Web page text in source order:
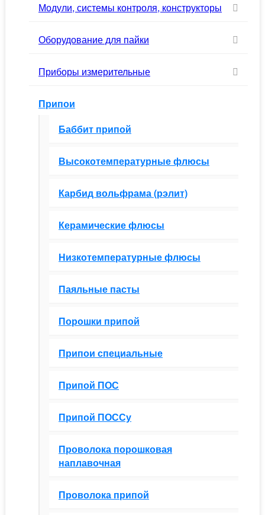
Модули, системы контроля, конструкторы
Оборудование для пайки
Приборы измерительные
Припои
Баббит припой
Высокотемпературные флюсы
Карбид вольфрама (рэлит)
Керамические флюсы
Низкотемпературные флюсы
Паяльные пасты
Порошки припой
Припои специальные
Припой ПОС
Припой ПОССу
Проволока порошковая
наплавочная
Проволока припой